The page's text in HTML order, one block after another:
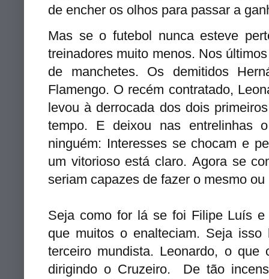
de encher os olhos para passar a
Mas se o futebol nunca esteve
treinadores muito menos. Nos
de manchetes. Os demitidos
Flamengo. O recém contratado,
levou à derrocada dos dois
tempo. E deixou nas entrelinhas
ninguém: Interesses se chocam e
um vitorioso está claro. Agora se
seriam capazes de fazer o mesmo
Seja como for lá se foi Filipe Luís
que muitos o enalteciam. Seja
terceiro mundista. Leonardo, o que
dirigindo o Cruzeiro. De tão